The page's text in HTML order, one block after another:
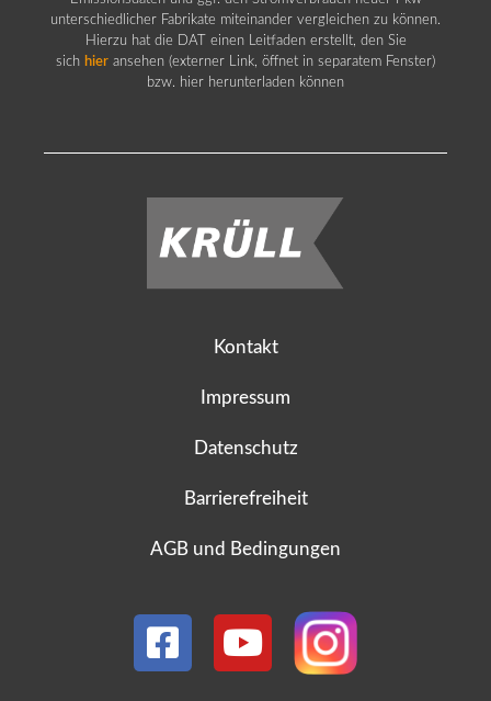
unterschiedlicher Fabrikate miteinander vergleichen zu können.
Hierzu hat die DAT einen Leitfaden erstellt, den Sie
sich hier ansehen (externer Link, öffnet in separatem Fenster)
bzw. hier herunterladen können
Kontakt
Impressum
Datenschutz
Barrierefreiheit
AGB und Bedingungen